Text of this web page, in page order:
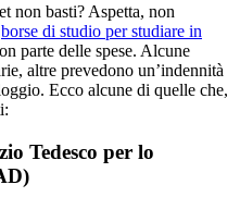
non basti? Aspetta, non
borse di studio per studiare in
parte delle spese. Alcune
altre prevedono un’indennità
Ecco alcune di quelle che,
Tedesco per lo